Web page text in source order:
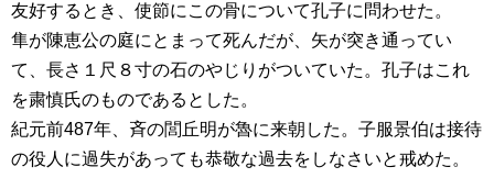
友好するとき、使節にこの骨について孔子に問わせた。
隼が陳恵公の庭にとまって死んだが、矢が突き通ってい
て、長さ１尺８寸の石のやじりがついていた。孔子はこれ
を粛慎氏のものであるとした。
紀元前487年、斉の閭丘明が魯に来朝した。子服景伯は接待
の役人に過失があっても恭敬な過去をしなさいと戒めた。